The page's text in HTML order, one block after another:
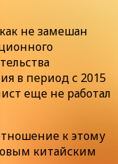
не замешан
в период с 2015
еще не работал
к этому
китайским